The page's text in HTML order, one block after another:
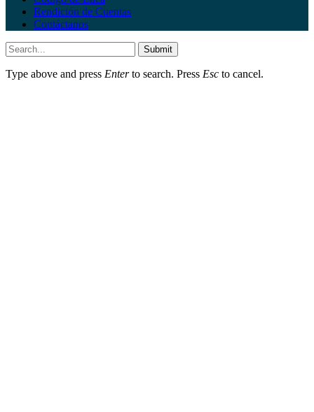
Rendición de Cuentas
Contáctanos
Submit
Type above and press Enterto search. Press Esc to cancel.